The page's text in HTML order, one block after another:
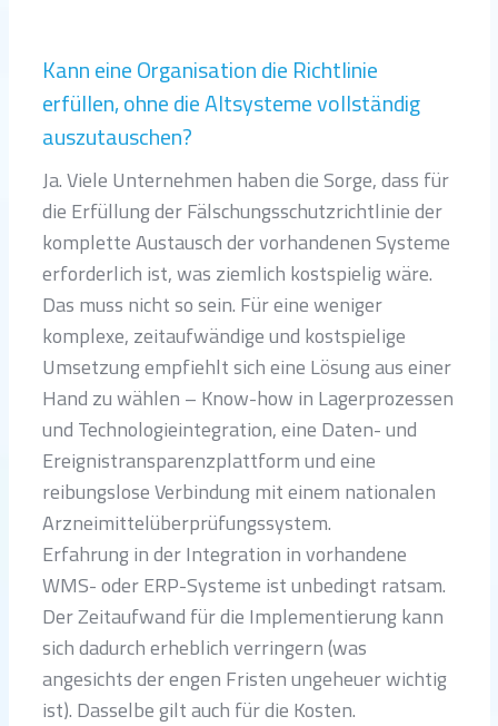
Kann eine Organisation die Richtlinie
erfüllen, ohne die Altsysteme vollständig
auszutauschen?
Ja. Viele Unternehmen haben die Sorge, dass für
die Erfüllung der Fälschungsschutzrichtlinie der
komplette Austausch der vorhandenen Systeme
erforderlich ist, was ziemlich kostspielig wäre.
Das muss nicht so sein. Für eine weniger
komplexe, zeitaufwändige und kostspielige
Umsetzung empfiehlt sich eine Lösung aus einer
Hand zu wählen – Know-how in Lagerprozessen
und Technologieintegration, eine Daten- und
Ereignistransparenzplattform und eine
reibungslose Verbindung mit einem nationalen
Arzneimittelüberprüfungssystem.
Erfahrung in der Integration in vorhandene
WMS- oder ERP-Systeme ist unbedingt ratsam.
Der Zeitaufwand für die Implementierung kann
sich dadurch erheblich verringern (was
angesichts der engen Fristen ungeheuer wichtig
ist). Dasselbe gilt auch für die Kosten.